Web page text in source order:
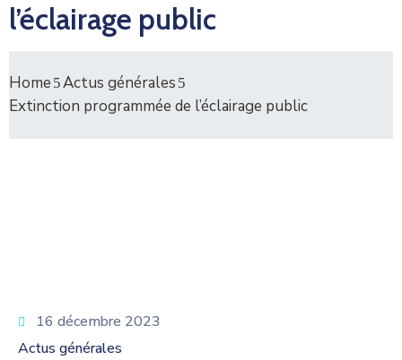
l’éclairage public
Home
Actus générales
Extinction programmée de l’éclairage public
16 décembre 2023
Actus générales